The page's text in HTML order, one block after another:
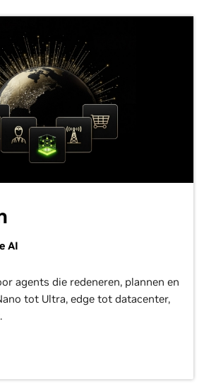
AI
agents die redeneren, plannen en
tot Ultra, edge tot datacenter,